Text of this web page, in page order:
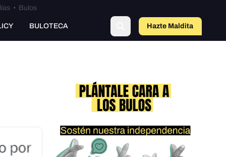
• Bulos
BULOTECA Hazte Maldito
a